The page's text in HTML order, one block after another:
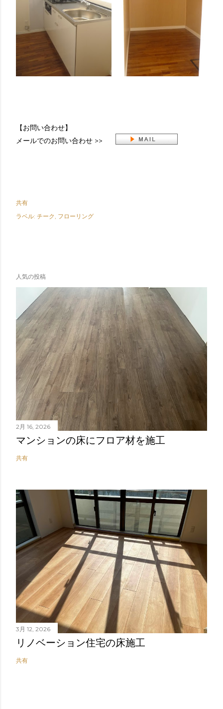
【お問い合わせ】
メールでのお問い合わせ >>
共有
ラベル: チーク フローリング
人気の投稿
2月 16, 2026
マンションの床にフロア材を施工
共有
3月 12, 2026
リノベーション住宅の床施工
共有